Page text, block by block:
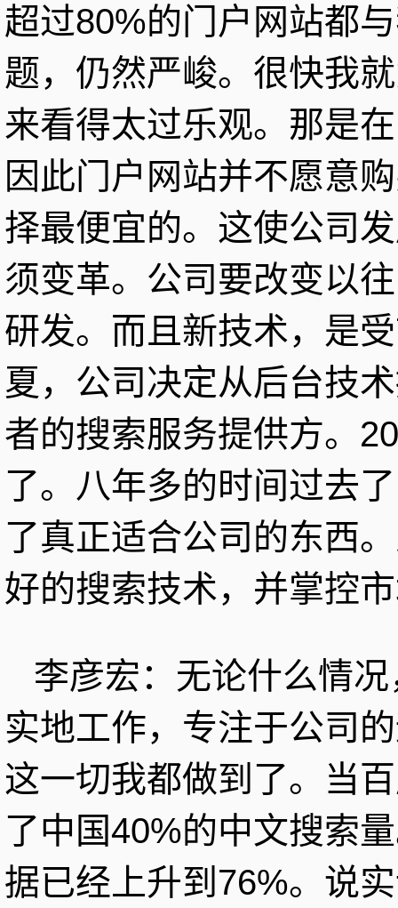
超过80%的门户网站都
题，仍然严峻。很快我
来看得太过乐观。那是
因此门户网站并不愿意
择最便宜的。这使公司
须变革。公司要改变以
研发。而且新技术，是
夏，公司决定从后台技
者的搜索服务提供方。
了。八年多的时间过去
了真正适合公司的东西
好的搜索技术，并掌控
李彦宏：无论什么情
实地工作，专注于公司
这一切我都做到了。当
了中国40%的中文搜索
据已经上升到76%。说